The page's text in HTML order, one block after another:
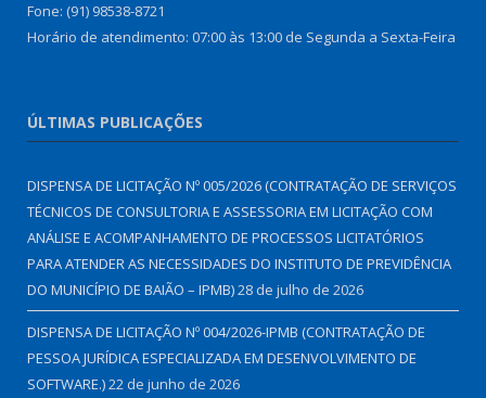
Fone: (91) 98538-8721
Horário de atendimento: 07:00 às 13:00 de Segunda a Sexta-Feira
ÚLTIMAS PUBLICAÇÕES
DISPENSA DE LICITAÇÃO Nº 005/2026 (CONTRATAÇÃO DE SERVIÇOS
TÉCNICOS DE CONSULTORIA E ASSESSORIA EM LICITAÇÃO COM
ANÁLISE E ACOMPANHAMENTO DE PROCESSOS LICITATÓRIOS
PARA ATENDER AS NECESSIDADES DO INSTITUTO DE PREVIDÊNCIA
DO MUNICÍPIO DE BAIÃO – IPMB)28 de julho de 2026
DISPENSA DE LICITAÇÃO Nº 004/2026-IPMB (CONTRATAÇÃO DE
PESSOA JURÍDICA ESPECIALIZADA EM DESENVOLVIMENTO DE
SOFTWARE.)22 de junho de 2026